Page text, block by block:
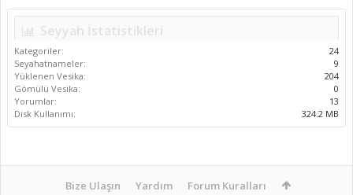
Seyyah İstatistikleri
Kategoriler:
24
Seyahatnameler:
9
Yüklenen Vesika:
204
Gömülü Vesika:
0
Yorumlar:
13
Disk Kullanımı:
324.2 MB
Bize Ulaşın Yardım Forum Kuralları